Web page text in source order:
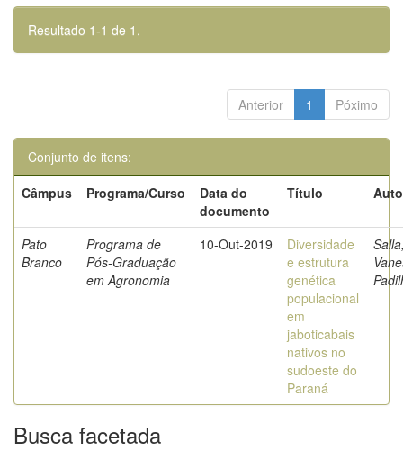
Resultado 1-1 de 1.
Anterior 1 Póximo
Conjunto de itens:
Câmpus
Programa/Curso
Data do
documento
Título
Pato
Branco
Programa de
Pós-Graduação
em Agronomia
10-Out-2019
Diversidade
e estrutura
genética
populacional
em
jaboticabais
nativos no
sudoeste do
Paraná
Busca facetada